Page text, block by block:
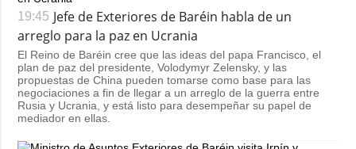
19:45 Jefe de Exteriores de Baréin habla de un
arreglo para la paz en Ucrania
El Reino de Baréin cree que las ideas del papa Francisco, el
plan de paz del presidente, Volodymyr Zelensky, y las
propuestas de China pueden tomarse como base para las
negociaciones a fin de llegar a un arreglo de la guerra entre
Rusia y Ucrania, y está listo para desempeñar su papel de
mediador en ellas.